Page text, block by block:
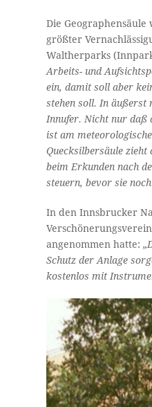
Die
größter
Waltherparks
Arbeits- und
ein, damit soll aber
stehen soll. In äußerst
Innufer. Nicht nur daß
ist am
Quecksilbersäule zieht
beim Erkunden nach
steuern, bevor sie
In den Innsbrucker
angenommen hatte:
Schutz der Anlage
kostenlos mit